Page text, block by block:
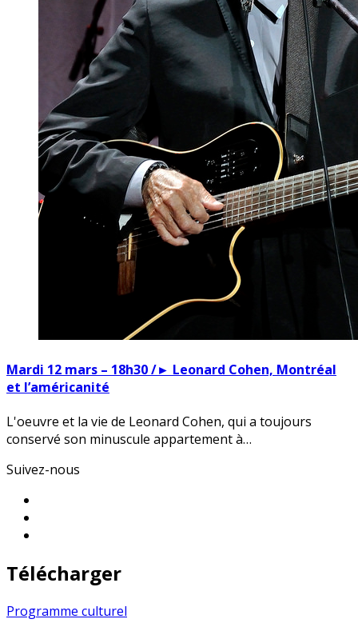
Mardi 12 mars – 18h30 /► Leonard Cohen, Montréal
et l’américanité
L'oeuvre et la vie de Leonard Cohen, qui a toujours
conservé son minuscule appartement à…
Suivez-nous
Télécharger
Programme culturel